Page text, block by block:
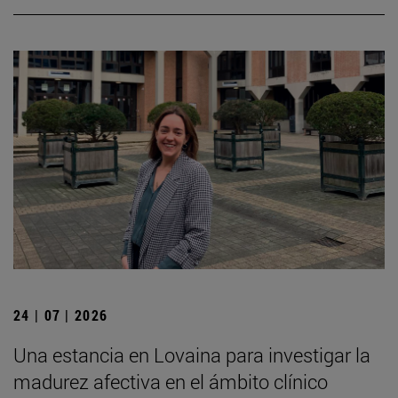
24 | 07 | 2026
Una estancia en Lovaina para investigar la
madurez afectiva en el ámbito clínico